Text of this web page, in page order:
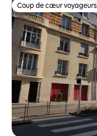
Coup de cœur voyageurs
Coup de cœur voyageurs